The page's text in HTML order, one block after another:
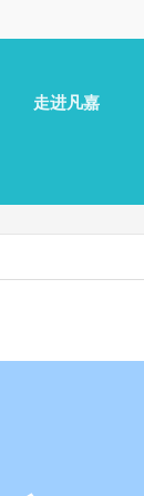
走进凡嘉